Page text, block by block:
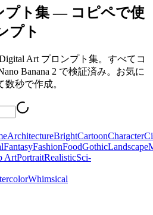
プト集 — コピペで使
プト
Art プロンプト集。すべてコ
Banana 2 で検証済み。お気に
秒で作成。
ArchitectureBrightCartoonCharacter
FantasyFashionFoodGothicLandscape
ArtPortraitRealisticSci-
Whimsical